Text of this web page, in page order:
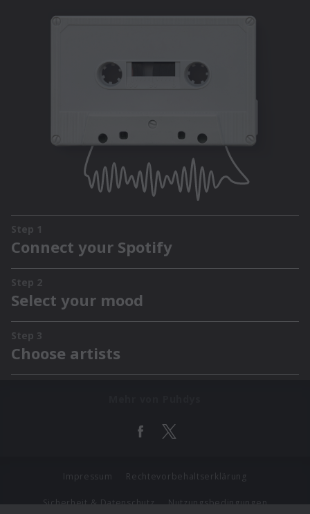
Impressum Rechtevorbehaltserklärung
Sicherheit & Datenschutz Nutzungsbedingungen